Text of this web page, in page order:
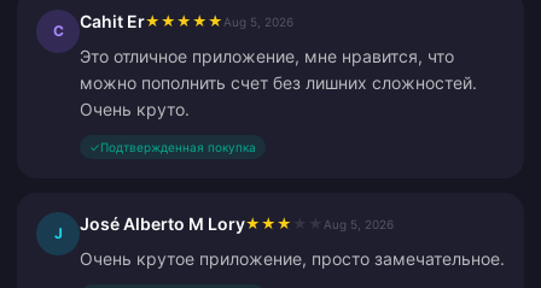
C Cahit Er★ ★ ★ ★ ★ Aug 5, 2026
Это отличное приложение, мне нравится, что
можно пополнить счет без лишних сложностей.
Очень круто.
✓Подтвержденная покупка
J José Alberto M Lory★ ★ ★ Aug 5, 2026
Очень крутое приложение, просто замечательное.